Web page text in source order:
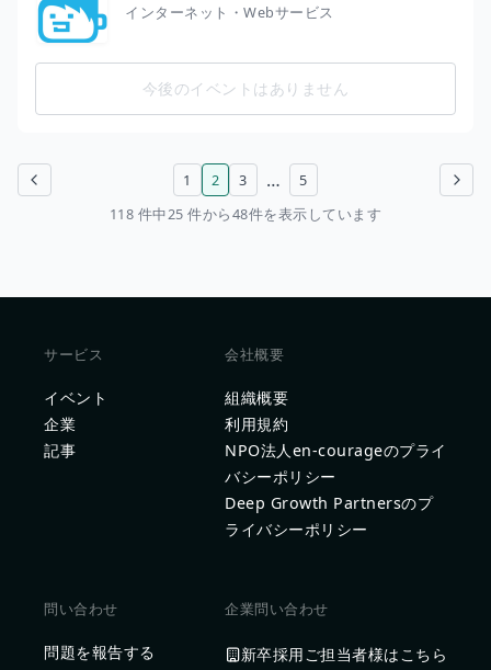
インターネット・Webサービス
今後のイベントはありません
前のページ 次のページ
1 2 3 …
5
118 件中25 件から48件を表示しています
サービス
イベント
企業
記事
会社概要
組織概要
利用規約
NPO法人en-courageのプライ
バシーポリシー
Deep Growth Partnersのプ
ライバシーポリシー
問い合わせ
問題を報告する
企業問い合わせ
新卒採用ご担当者様はこちら